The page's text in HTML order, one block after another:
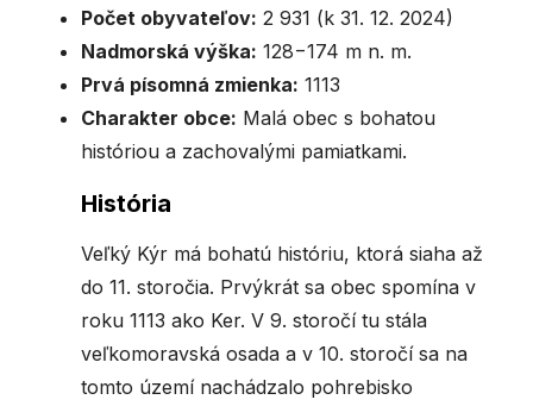
Počet obyvateľov: 2 931 (k 31. 12. 2024)
Nadmorská výška: 128−174 m n. m.
Prvá písomná zmienka: 1113
Charakter obce: Malá obec s bohatou
históriou a zachovalými pamiatkami.
História
Veľký Kýr má bohatú históriu, ktorá siaha až
do 11. storočia. Prvýkrát sa obec spomína v
roku 1113 ako Ker. V 9. storočí tu stála
veľkomoravská osada a v 10. storočí sa na
tomto území nachádzalo pohrebisko